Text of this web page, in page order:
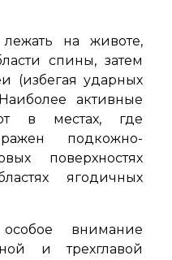
на животе,
спины, затем
(избегая ударных
активные
в местах, где
подкожно-
поверхностях
ягодичных
внимание
и трехглавой